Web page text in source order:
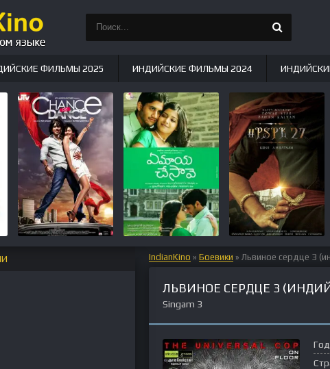
IndianKino » Боевики » Львиное сердце 3
ЛЬВИНОЕ СЕРДЦЕ 3
Singam 3
ФИЛЬМЫ 2025 ИНДИЙСКИЕ ФИЛЬМЫ 2024
НОВЫЕ